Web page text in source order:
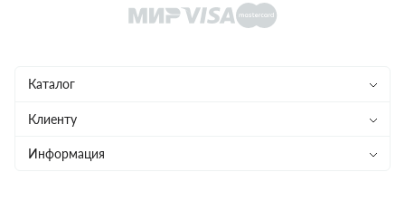
Каталог
Чемоданы
Рюкзаки
Клиенту
Магазины
Информация